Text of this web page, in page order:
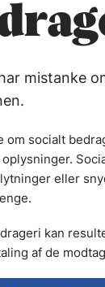
mistanke
om socialt
eller
kan
af de